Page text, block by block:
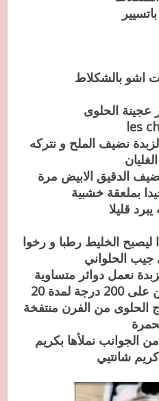
اشو بالشكلاط
الحلوى
les
نضيف الملح و نتركه
الدقيق الابيض مرة
بملعقة خشبية
قليلا
الخليط رطبا و رخوا
الحلواني
نعمل دوائر متساوية
ثم ندخلها للفرن المسخن على 200 درجة لمدة 20
الحلوى من الفرن منتفخة
من الجوانب نملأها بكريم
شانتيي